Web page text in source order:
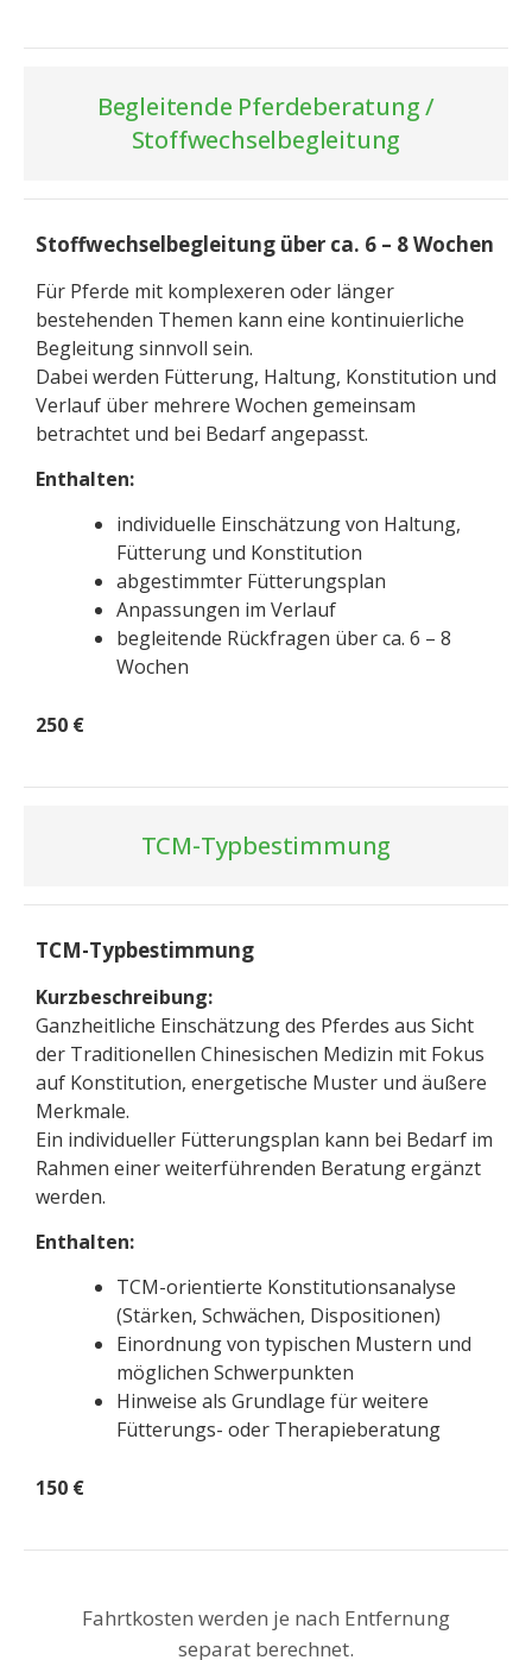
Begleitende Pferdeberatung /
Stoffwechselbegleitung
Stoffwechselbegleitung über ca. 6 – 8 Wochen
Für Pferde mit komplexeren oder länger
bestehenden Themen kann eine kontinuierliche
Begleitung sinnvoll sein.
Dabei werden Fütterung, Haltung, Konstitution und
Verlauf über mehrere Wochen gemeinsam
betrachtet und bei Bedarf angepasst.
Enthalten:
individuelle Einschätzung von Haltung,
Fütterung und Konstitution
abgestimmter Fütterungsplan
Anpassungen im Verlauf
begleitende Rückfragen über ca. 6 – 8
Wochen
250 €
TCM-Typbestimmung
TCM-Typbestimmung
Kurzbeschreibung:
Ganzheitliche Einschätzung des Pferdes aus Sicht
der Traditionellen Chinesischen Medizin mit Fokus
auf Konstitution, energetische Muster und äußere
Merkmale.
Ein individueller Fütterungsplan kann bei Bedarf im
Rahmen einer weiterführenden Beratung ergänzt
werden.
Enthalten:
TCM-orientierte Konstitutionsanalyse
(Stärken, Schwächen, Dispositionen)
Einordnung von typischen Mustern und
möglichen Schwerpunkten
Hinweise als Grundlage für weitere
Fütterungs- oder Therapieberatung
150 €
Fahrtkosten werden je nach Entfernung
separat berechnet.